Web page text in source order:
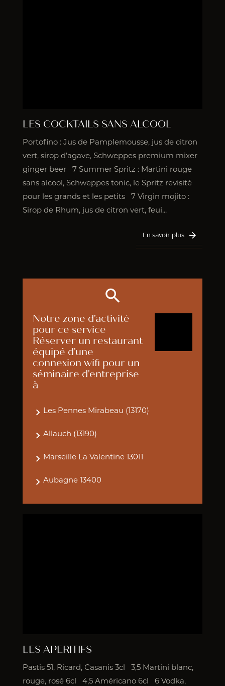
LES COCKTAILS SANS ALCOOL
Portofino : Jus de Pamplemousse, jus de citron
vert, sirop d’agave, Schweppes premium mixer
ginger beer 7 Summer Spritz : Martini rouge
sans alcool, Schweppes tonic, le Spritz revisité
pour les grands et les petits 7 Virgin mojito :
Sirop de Rhum, jus de citron vert, feui...
En savoir plus
Notre zone d'activité
pour ce service
Réserver un restaurant
équipé d'une
connexion wifi pour un
séminaire d'entreprise
à
Les Pennes Mirabeau (13170)
Allauch (13190)
Marseille La Valentine 13011
Aubagne 13400
LES APERITIFS
Pastis 51, Ricard, Casanis 3cl 3,5 Martini blanc,
rouge, rosé 6cl 4,5 Américano 6cl 6 Vodka,